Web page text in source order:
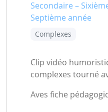
Secondaire –
Septième année
Complexes
Clip vidéo
complexes tourné
Aves fiche